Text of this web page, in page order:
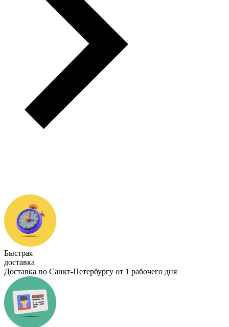
Быстрая
доставка
Доставка по Санкт-Петербургу от 1 рабочего дня